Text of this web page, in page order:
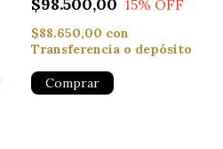
15% OFF
$88.650,00 con
Transferencia o depósito